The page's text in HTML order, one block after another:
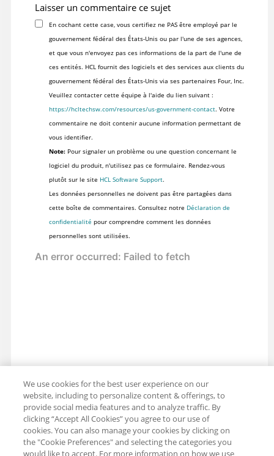
Laisser un commentaire ce sujet
En cochant cette case, vous certifiez ne PAS être employé par le
gouvernement fédéral des États-Unis ou par l'une de ses agences,
et que vous n'envoyez pas ces informations de la part de l'une de
ces entités. HCL fournit des logiciels et des services aux clients du
gouvernement fédéral des États-Unis via ses partenaires Four, Inc.
Veuillez contacter cette équipe à l'aide du lien suivant :
https://hcltechsw.com/resources/us-government-contact. Votre
commentaire ne doit contenir aucune information permettant de
vous identifier.
Note:Pour signaler un problème ou une question concernant le
logiciel du produit, n'utilisez pas ce formulaire. Rendez-vous
plutôt sur le site HCL Software Support.
Les données personnelles ne doivent pas être partagées dans
cette boîte de commentaires. Consultez notre Déclaration de
confidentialité pour comprendre comment les données
personnelles sont utilisées.
We use cookies for the best user experience on our
website, including to personalize content & offerings, to
provide social media features and to analyze traffic. By
clicking “Accept All Cookies” you agree to our use of
cookies. You can also manage your cookies by clicking on
the "Cookie Preferences" and selecting the categories you
would like to accept. For more information on how we use